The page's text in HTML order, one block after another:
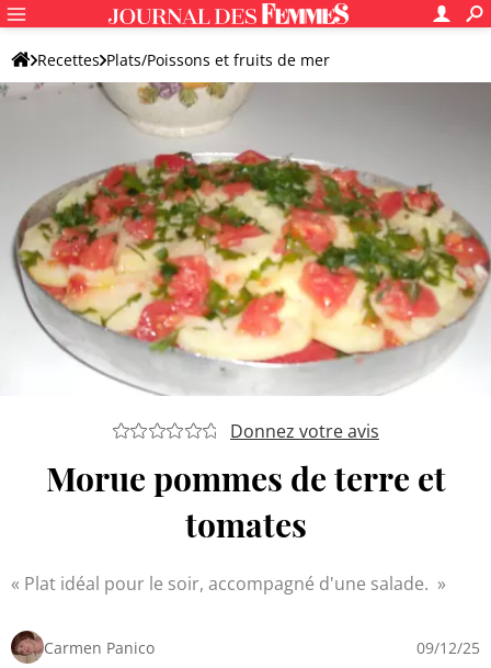
Recettes Plats/Poissons et fruits de mer
Recettes de poisson Morue
Donnez votre avis
Morue pommes de terre et
tomates
Plat idéal pour le soir, accompagné d'une salade.
Carmen Panico 09/12/25